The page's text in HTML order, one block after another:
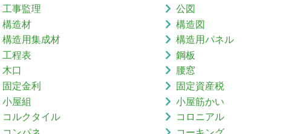
工事監理
公図
構造材
構造図
構造用集成材
構造用パネル
工程表
鋼板
木口
腰窓
固定金利
固定資産税
小屋組
小屋筋かい
コルクタイル
コロニアル